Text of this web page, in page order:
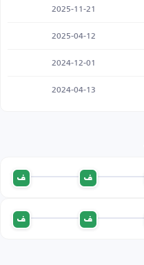
2025-11-21
2025-04-12
2024-12-01
2024-04-13
ف ف
ف ف